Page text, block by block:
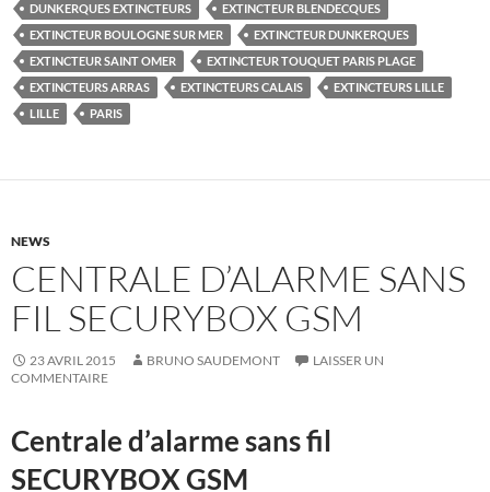
DUNKERQUES EXTINCTEURS
EXTINCTEUR BLENDECQUES
EXTINCTEUR BOULOGNE SUR MER
EXTINCTEUR DUNKERQUES
EXTINCTEUR SAINT OMER
EXTINCTEUR TOUQUET PARIS PLAGE
EXTINCTEURS ARRAS
EXTINCTEURS CALAIS
EXTINCTEURS LILLE
LILLE
PARIS
NEWS
CENTRALE D’ALARME SANS
FIL SECURYBOX GSM
23 AVRIL 2015 BRUNO SAUDEMONT
LAISSER UN
COMMENTAIRE
Centrale d’alarme sans fil
SECURYBOX GSM